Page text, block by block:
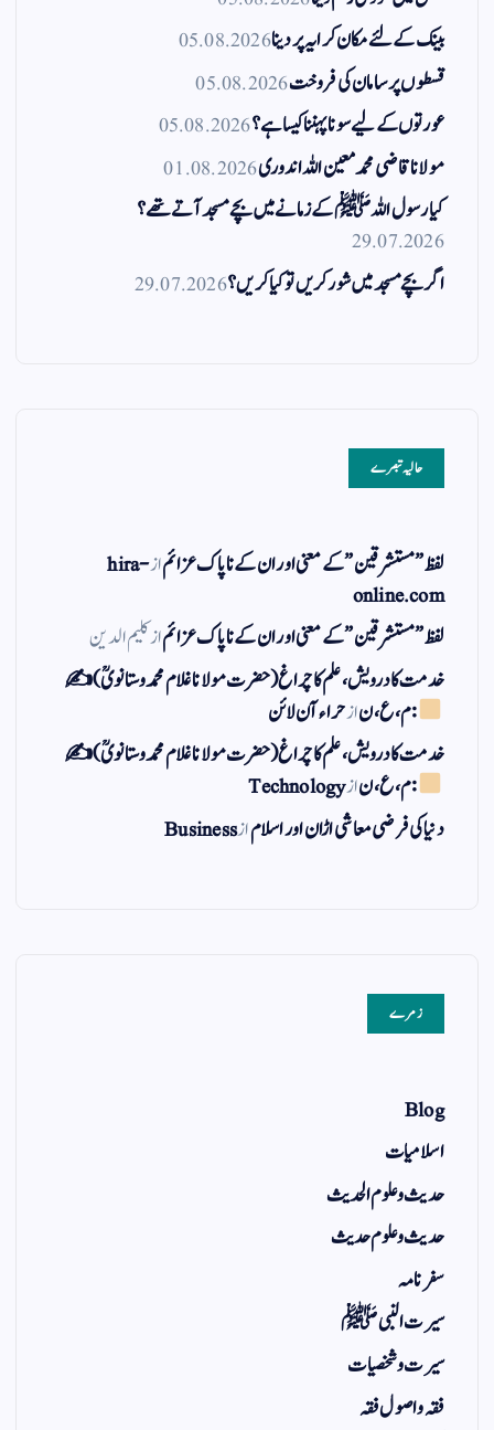
بینک کے لئے مکان کرایہ پر دینا05.08.2026
قسطوں پر سامان کی فروخت05.08.2026
عورتوں کے لیے سونا پہننا کیسا ہے؟05.08.2026
مولانا قاضی محمد معین اللہ اندوری01.08.2026
کیا رسول اللہ ﷺ کے زمانے میں بچے مسجد آتے تھے؟
29.07.2026
اگر بچے مسجد میں شور کریں تو کیا کریں؟29.07.2026
حالیہ تبصرے
لفظ ” مستشرقین ” کے معنی اور ان کے نا پاک عزائمازhira-
online.com
لفظ ” مستشرقین ” کے معنی اور ان کے نا پاک عزائمازکلیم الدین
خدمت کا درویش، علم کا چراغ(حضرت مولانا غلام محمد وستانویؒ)✍
: م ، ع ، نازحراء آن لائن
خدمت کا درویش، علم کا چراغ(حضرت مولانا غلام محمد وستانویؒ)✍
: م ، ع ، نازTechnology
دنیا کی فرضی معاشی اڑان اور اسلامازBusiness
زمرے
Blog
اسلامیات
حدیث و علوم الحدیث
حدیث و علوم حدیث
سفر نامہ
سیرت النبی ﷺ
سیرت و شخصیات
فقہ و اصول فقہ